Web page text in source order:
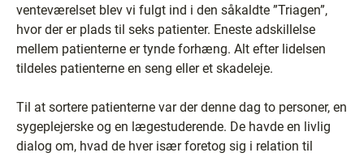
venteværelset blev vi fulgt ind i den såkaldte ”Triagen”,
hvor der er plads til seks patienter. Eneste adskillelse
mellem patienterne er tynde forhæng. Alt efter lidelsen
tildeles patienterne en seng eller et skadeleje.
Til at sortere patienterne var der denne dag to personer, en
sygeplejerske og en lægestuderende. De havde en livlig
dialog om, hvad de hver især foretog sig i relation til